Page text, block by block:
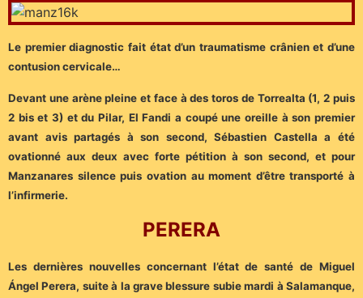
Le premier diagnostic fait état d’un traumatisme crânien et d’une
contusion cervicale…
Devant une arène pleine et face à des toros de Torrealta (1, 2 puis
2 bis et 3) et du Pilar, El Fandi a coupé une oreille à son premier
avant avis partagés à son second, Sébastien Castella a été
ovationné aux deux avec forte pétition à son second, et pour
Manzanares silence puis ovation au moment d’être transporté à
l’infirmerie.
PERERA
Les dernières nouvelles concernant l’état de santé de Miguel
Ángel Perera, suite à la grave blessure subie mardi à Salamanque,